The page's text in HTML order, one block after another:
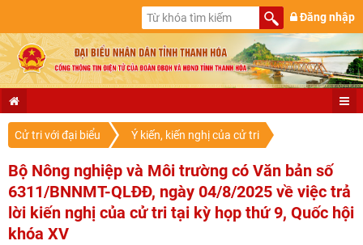
Đăng nhập
Cử tri với đại biểu Ý kiến, kiến nghị của cử tri
Bộ Nông nghiệp và Môi trường có Văn bản số
6311/BNNMT-QLĐĐ, ngày 04/8/2025 về việc trả
lời kiến nghị của cử tri tại kỳ họp thứ 9, Quốc hội
khóa XV